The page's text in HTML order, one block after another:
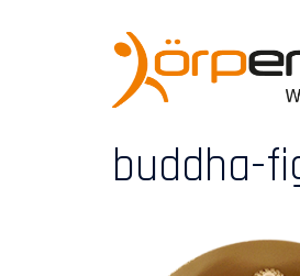
buddha-